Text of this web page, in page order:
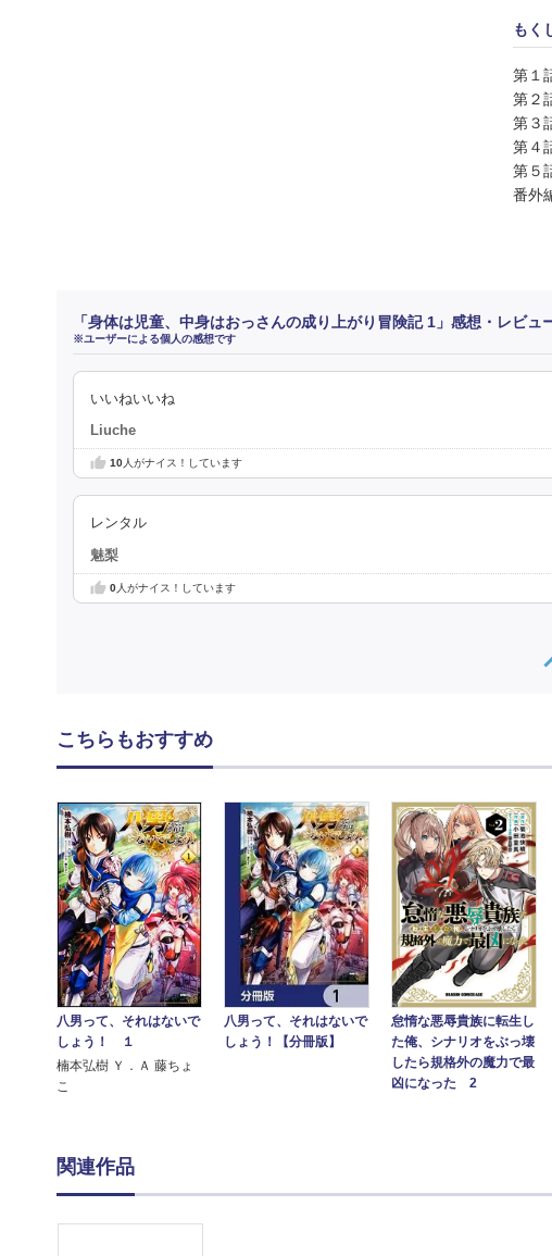
もく
第１
第２
第３
第４
第５
番外
「身体は児童、中身はおっさんの成り上がり冒険記 1」感想・レビュ
※ユーザーによる個人の感想です
いいねいいね
Liuche
10人がナイス！しています
レンタル
魅梨
0人がナイス！しています
こちらもおすすめ
八男って、それはないで
しょう！ １
楠本弘樹 Ｙ．Ａ 藤ちょ
こ
八男って、それはないで
しょう！【分冊版】
怠惰な悪辱貴族に転生し
た俺、シナリオをぶっ壊
したら規格外の魔力で最
凶になった 2
関連作品